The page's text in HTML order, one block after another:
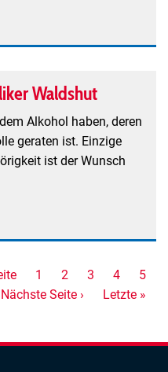
Waldshut
Alkohol haben, deren
geraten ist. Einzige
ist der Wunsch
Seite
1
Aktuelle
Seite
2 Seite
3 Seite
4 Seite
5
Nächste
Nächste Seite ›
Letzte
Letzte »